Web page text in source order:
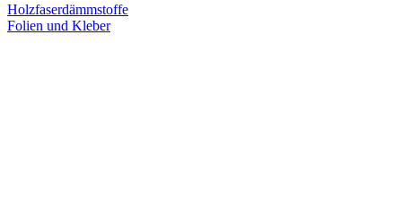
Holzfaserdämmstoffe
Folien und Kleber